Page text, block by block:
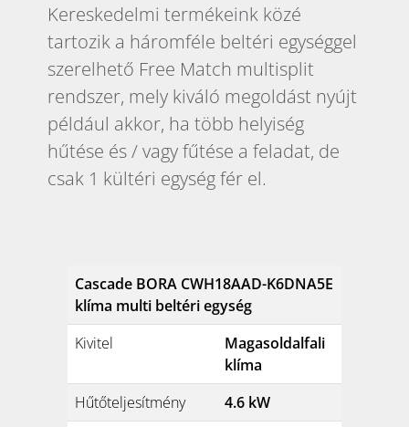
Kereskedelmi termékeink közé
tartozik a háromféle beltéri egységgel
szerelhető Free Match multisplit
rendszer, mely kiváló megoldást nyújt
például akkor, ha több helyiség
hűtése és / vagy fűtése a feladat, de
csak 1 kültéri egység fér el.
Cascade BORA CWH18AAD-K6DNA5E
klíma multi beltéri egység
Kivitel
Magasoldalfali
klíma
Hűtőteljesítmény
4.6 kW